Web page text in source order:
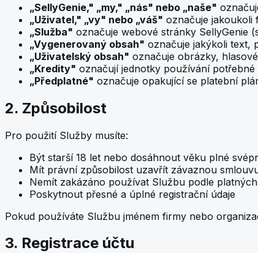
„SellyGenie," „my," „nás" nebo „naše"
„Uživatel," „vy" nebo „váš" označuje jakoukoli
„Služba" označuje webové stránky SellyGenie
„Vygenerovaný obsah" označuje jakýkoli text,
„Uživatelský obsah" označuje obrázky,
„Kredity" označují jednotky používání
„Předplatné" označuje opakující se platební
2. Způsobilost
Pro použití Služby musíte:
Být starší 18 let nebo dosáhnout věku plné
Mít právní způsobilost uzavřít závaznou
Nemít zakázáno používat Službu podle
Poskytnout přesné a úplné registrační údaje
Pokud používáte Službu jménem firmy nebo
3. Registrace účtu